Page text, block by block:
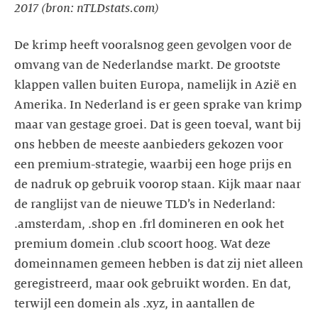
2017 (bron: nTLDstats.com)
De krimp heeft vooralsnog geen gevolgen voor de
omvang van de Nederlandse markt. De grootste
klappen vallen buiten Europa, namelijk in Azië en
Amerika. In Nederland is er geen sprake van krimp
maar van gestage groei. Dat is geen toeval, want bij
ons hebben de meeste aanbieders gekozen voor
een premium-strategie, waarbij een hoge prijs en
de nadruk op gebruik voorop staan. Kijk maar naar
de ranglijst van de nieuwe TLD’s in Nederland:
.amsterdam, .shop en .frl domineren en ook het
premium domein .club scoort hoog. Wat deze
domeinnamen gemeen hebben is dat zij niet alleen
geregistreerd, maar ook gebruikt worden. En dat,
terwijl een domein als .xyz, in aantallen de